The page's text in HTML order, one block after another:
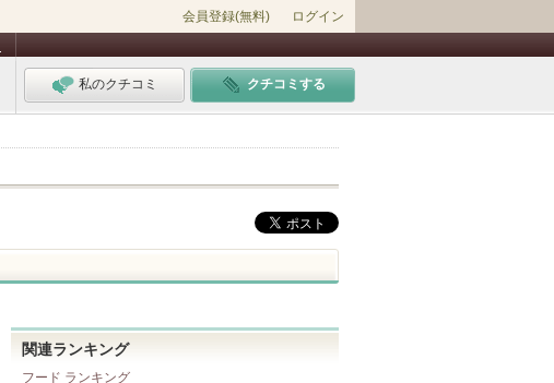
会員登録(無料) ログイン
私のクチコミ クチコミする
関連ランキング
フード ランキング